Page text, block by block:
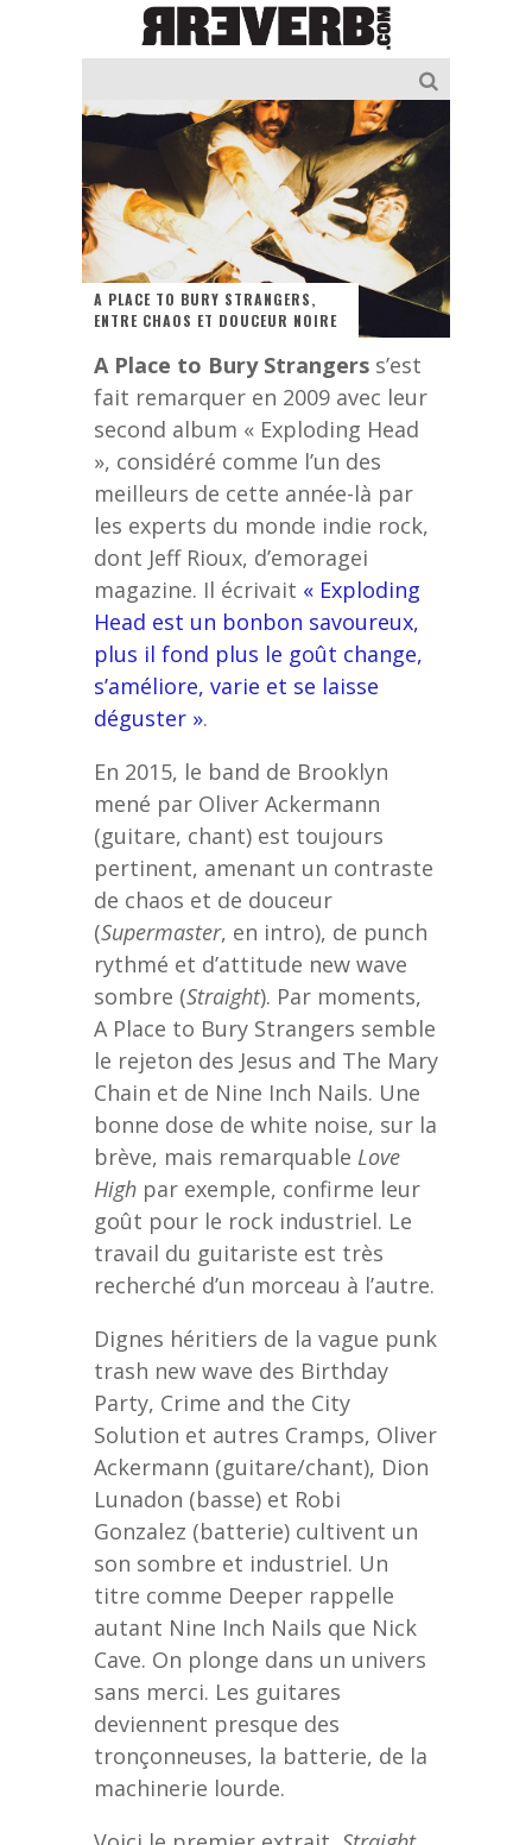
A PLACE TO BURY STRANGERS,
ENTRE CHAOS ET DOUCEUR NOIRE
A Place to Bury Strangers s’est
fait remarquer en 2009 avec leur
second album « Exploding Head
», considéré comme l’un des
meilleurs de cette année-là par
les experts du monde indie rock,
dont Jeff Rioux, d’emoragei
magazine. Il écrivait « Exploding
Head est un bonbon savoureux,
plus il fond plus le goût change,
s’améliore, varie et se laisse
déguster ».
En 2015, le band de Brooklyn
mené par Oliver Ackermann
(guitare, chant) est toujours
pertinent, amenant un contraste
de chaos et de douceur
(Supermaster, en intro), de punch
rythmé et d’attitude new wave
sombre (Straight). Par moments,
A Place to Bury Strangers semble
le rejeton des Jesus and The Mary
Chain et de Nine Inch Nails. Une
bonne dose de white noise, sur la
brève, mais remarquable Love
High par exemple, confirme leur
goût pour le rock industriel. Le
travail du guitariste est très
recherché d’un morceau à l’autre.
Dignes héritiers de la vague punk
trash new wave des Birthday
Party, Crime and the City
Solution et autres Cramps, Oliver
Ackermann (guitare/chant), Dion
Lunadon (basse) et Robi
Gonzalez (batterie) cultivent un
son sombre et industriel. Un
titre comme Deeper rappelle
autant Nine Inch Nails que Nick
Cave. On plonge dans un univers
sans merci. Les guitares
deviennent presque des
tronçonneuses, la batterie, de la
machinerie lourde.